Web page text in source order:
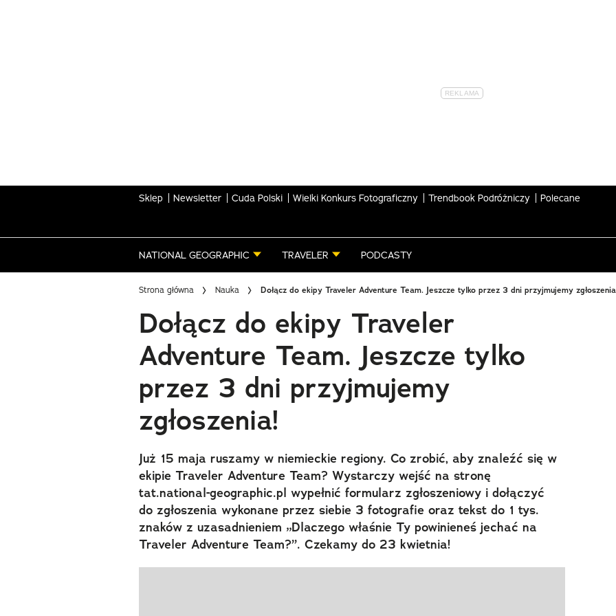
Sklep Newsletter Cuda Polski Wielki Konkurs Fotograficzny Trendbook Podróżniczy Polecane
NATIONAL GEOGRAPHIC TRAVELER PODCASTY
Strona główna Nauka Dołącz do ekipy Traveler Adventure Team. Jeszcze tylko przez 3 dni przyjmujemy
Dołącz do ekipy Traveler
Adventure Team. Jeszcze tylko
przez 3 dni przyjmujemy
zgłoszenia!
Już 15 maja ruszamy w niemieckie regiony. Co zrobić, aby znaleźć się w
ekipie Traveler Adventure Team? Wystarczy wejść na stronę
tat.national-geographic.pl wypełnić formularz zgłoszeniowy i dołączyć
do zgłoszenia wykonane przez siebie 3 fotografie oraz tekst do 1 tys.
znaków z uzasadnieniem „Dlaczego właśnie Ty powinieneś jechać na
Traveler Adventure Team?”. Czekamy do 23 kwietnia!